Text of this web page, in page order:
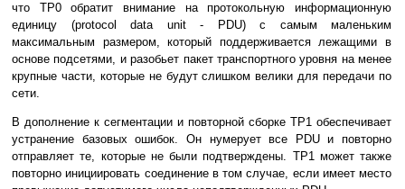
что ТР0 обратит внимание на протокольную информационную
единицу (protocol data unit - PDU) с самым маленьким
максимальным размером, который поддерживается лежащими в
основе подсетями, и разобьет пакет транспортного уровня на менее
крупные части, которые не будут слишком велики для передачи по
сети.
В дополнение к сегментации и повторной сборке ТР1 обеспечивает
устранение базовых ошибок. Он нумерует все PDU и повторно
отправляет те, которые не были подтверждены. ТР1 может также
повторно инициировать соединение в том случае, если имеет место